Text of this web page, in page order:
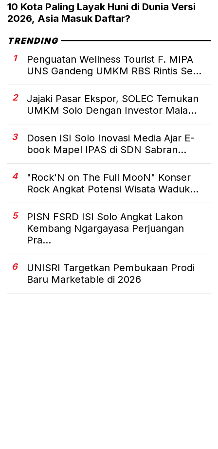
10 Kota Paling Layak Huni di Dunia Versi
2026, Asia Masuk Daftar?
TRENDING
1
Penguatan Wellness Tourist F. MIPA
UNS Gandeng UMKM RBS Rintis Se...
2
Jajaki Pasar Ekspor, SOLEC Temukan
UMKM Solo Dengan Investor Mala...
3
Dosen ISI Solo Inovasi Media Ajar E-
book Mapel IPAS di SDN Sabran...
4
"Rock'N on The Full MooN" Konser
Rock Angkat Potensi Wisata Waduk...
5
PISN FSRD ISI Solo Angkat Lakon
Kembang Ngargayasa Perjuangan
Pra...
6
UNISRI Targetkan Pembukaan Prodi
Baru Marketable di 2026